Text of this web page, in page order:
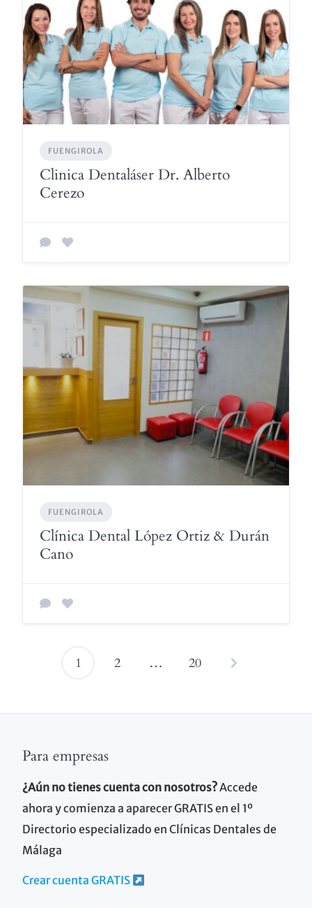
FUENGIROLA
Clinica Dentaláser Dr. Alberto
Cerezo
FUENGIROLA
Clínica Dental López Ortiz & Durán
Cano
Navegación
1 2 … 20
Para empresas
¿Aún no tienes cuenta con nosotros?Accede
ahora y comienza a aparecer GRATIS en el 1º
Directorio especializado en Clínicas Dentales de
Málaga
Crear cuenta GRATIS